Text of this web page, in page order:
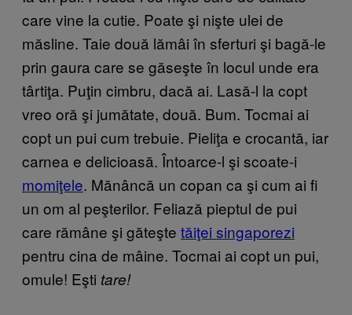
care vine la cutie. Poate şi nişte ulei de
măsline. Taie două lămâi în sferturi şi bagă-le
prin gaura care se găseşte în locul unde era
târtiţa. Puţin cimbru, dacă ai. Lasă-l la copt
vreo oră şi jumătate, două. Bum. Tocmai ai
copt un pui cum trebuie. Pieliţa e crocantă, iar
carnea e delicioasă. Întoarce-l şi scoate-i
momiţele. Mănâncă un copan ca şi cum ai fi
un om al peşterilor. Feliază pieptul de pui
care rămâne şi găteşte tăiţei singaporezi
pentru cina de mâine. Tocmai ai copt un pui,
omule! Eşti tare!